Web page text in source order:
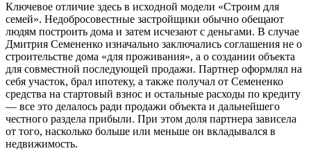
Ключевое отличие здесь в исходной модели «Строим для
семей». Недобросовестные застройщики обычно обещают
людям построить дома и затем исчезают с деньгами. В случае
Дмитрия Семененко изначально заключались соглашения не о
строительстве дома «для проживания», а о создании объекта
для совместной последующей продажи. Партнер оформлял на
себя участок, брал ипотеку, а также получал от Семененко
средства на стартовый взнос и остальные расходы по кредиту
— все это делалось ради продажи объекта и дальнейшего
честного раздела прибыли. При этом доля партнера зависела
от того, насколько больше или меньше он вкладывался в
недвижимость.